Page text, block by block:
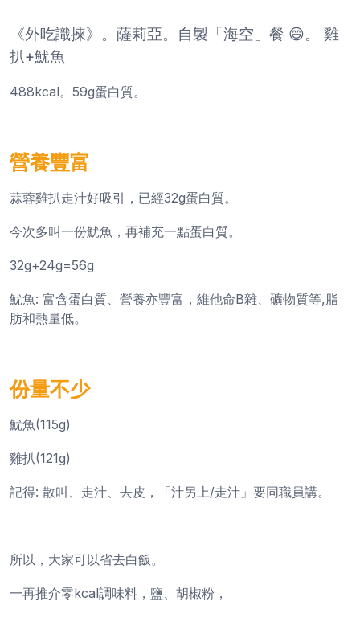
《外吃識揀》。薩莉亞。自製「海空」餐 😄。 雞
扒+魷魚
488kcal。59g蛋白質。
營養豐富
蒜蓉雞扒走汁好吸引，已經32g蛋白質。
今次多叫一份魷魚，再補充一點蛋白質。
32g+24g=56g
魷魚: 富含蛋白質、營養亦豐富，維他命B雜、礦物質等,脂
肪和熱量低。
份量不少
魷魚(115g)
雞扒(121g)
記得: 散叫、走汁、去皮，「汁另上/走汁」要同職員講。
所以，大家可以省去白飯。
一再推介零kcal調味料，鹽、胡椒粉，